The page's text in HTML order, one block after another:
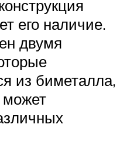
его наличие.
двумя
из биметалла,
может